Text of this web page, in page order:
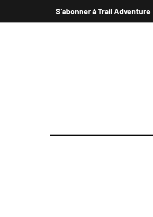
S’abonner à Trail Adventure